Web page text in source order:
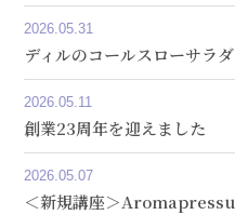
2026.05.31
ディルのコールスローサラダ
2026.05.11
創業23周年を迎えました
2026.05.07
＜新規講座＞